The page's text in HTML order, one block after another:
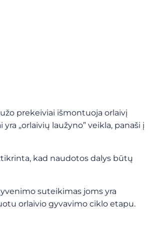
prekeiviai išmontuoja orlaivį
„orlaivių laužyno” veikla, panaši į
kad naudotos dalys būtų
suteikimas joms yra
orlaivio gyvavimo ciklo etapu.